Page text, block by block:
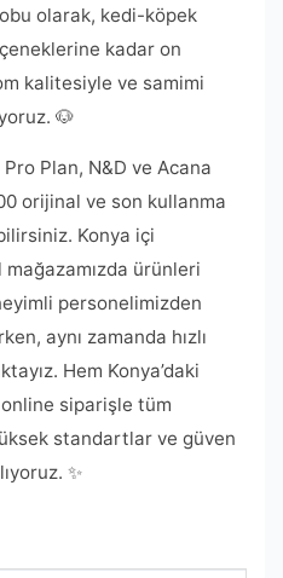
olarak, kedi-köpek
kadar on
kalitesiyle ve samimi
🐶
Pro Plan, N&D ve Acana
orijinal ve son kullanma
Konya içi
ürünleri
personelimizden
aynı zamanda hızlı
Hem Konya’daki
siparişle tüm
standartlar ve güven
✨